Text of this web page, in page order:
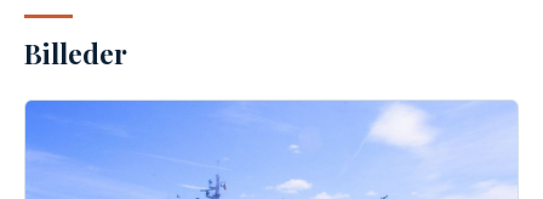
Billeder